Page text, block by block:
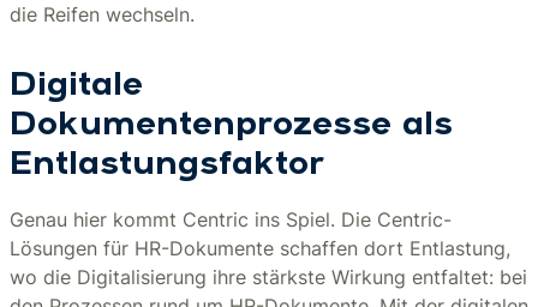
die Reifen wechseln.
Digitale
Dokumentenprozesse als
Entlastungsfaktor
Genau hier kommt Centric ins Spiel. Die Centric-
Lösungen für HR-Dokumente schaffen dort Entlastung,
wo die Digitalisierung ihre stärkste Wirkung entfaltet: bei